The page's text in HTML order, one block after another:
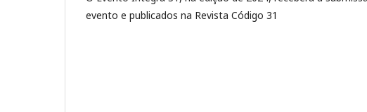
evento e publicados na Revista Código 31